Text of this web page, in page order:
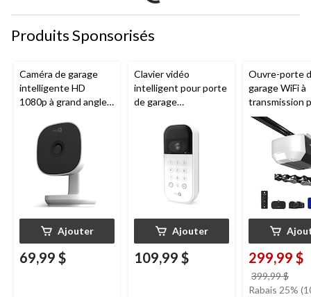
Produits Sponsorisés
Caméra de garage
intelligente HD
1080p à grand angle
nocturne, résistante
aux intempéries
Ajouter
69,99 $
Clavier vidéo
intelligent pour porte
de garage
nocturne, résistant
aux intempéries,
Ajouter
109,99 $
Ouvre-porte
garage WiFi à
transmission
chaîne de 1/2
Chamberlain
299,99 $
399,99 $
était
Rabais 25%